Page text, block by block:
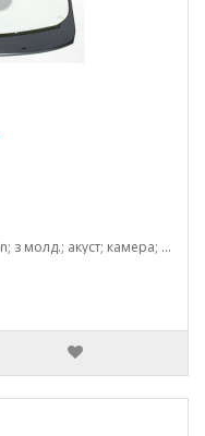
Примітка: зел.; кріп.датч.волог./світл. ; vin; з молд.; акуст; камера; проекція; 1568*863